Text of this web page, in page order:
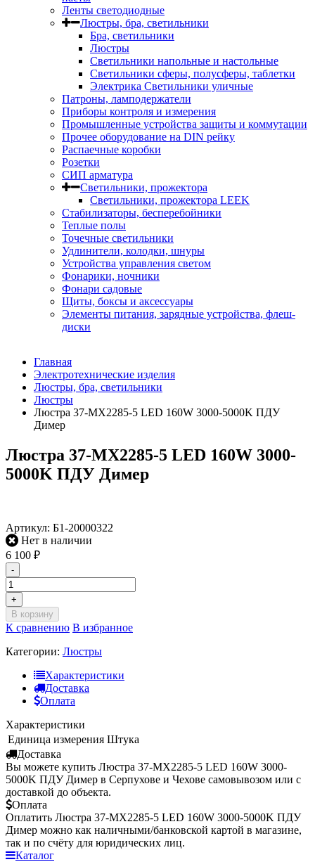
Ленты светодиодные
Люстры, бра, светильники
Бра, светильники
Люстры
Светильники напольные и настольные
Светильники сферы, полусферы, таблетки
Электрика Светильники уличные
Патроны, ламподержатели
Приборы контроля и измерения
Промышленные устройства защиты и коммутации
Прочее оборудование на DIN рейку
Распаечные коробки
Розетки
СИП арматура
Светильники, прожектора
Светильники, прожектора LEEK
Стабилизаторы, бесперебойники
Теплые полы
Точечные светильники
Удлинители, колодки, шнуры
Устройства управления светом
Фонарики, ночники
Фонари садовые
Щиты, боксы и аксессуары
Элементы питания, зарядные устройства, флеш-
диски
Главная
Электротехнические изделия
Люстры, бра, светильники
Люстры
Люстра 37-MX2285-5 LED 160W 3000-5000K ПДУ
Димер
Люстра 37-MX2285-5 LED 160W 3000-
5000K ПДУ Димер
Артикул: Б1-20000322
Нет в наличии
6 100 ₽
-
+
В корзину
К сравнению В избранное
Категории: Люстры
Характеристики
Доставка
Оплата
Характеристики
Единица измерения Штука
Доставка
Вы можете купить Люстра 37-MX2285-5 LED 160W 3000-
5000K ПДУ Димер в Серпухове и Чехове самовывозом или с
доставкой до объекта.
Оплата
Оплатить Люстра 37-MX2285-5 LED 160W 3000-5000K ПДУ
Димер можно как наличными/банковской картой в магазине,
так и по счёту для юридических лиц.
Каталог